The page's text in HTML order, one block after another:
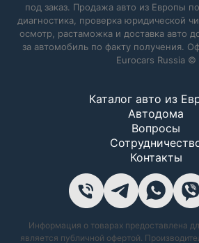
под заказ. Продажа авто из Европы
диагностика, проверка юридической
осмотр, растаможка и доставка авто
за автомобиль по факту получения.
Eurocars Russia ©
Каталог авто из
Автодома
Вопросы
Контакты
Информация о товарах предоставлена
является публичной офертой.